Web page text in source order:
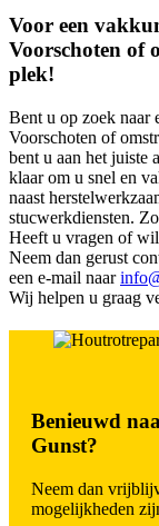
Voor een
Voorschoten of
plek!
Bent u op zoek naar
Voorschoten of
bent u aan het juiste
klaar om u snel en
naast
stucwerkdiensten.
Heeft u vragen of
Neem dan gerust
een e-mail naar
Wij helpen u graag
Benieuwd
Gunst?
Neem dan
mogelijkheden